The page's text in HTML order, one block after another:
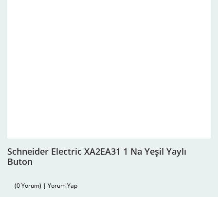
Schneider Electric XA2EA31 1 Na Yeşil Yaylı
Buton
(0 Yorum) | Yorum Yap